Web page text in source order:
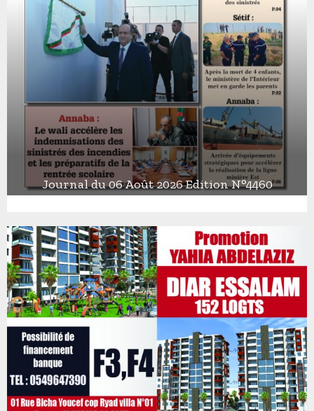
u
r
n
a
l
d
u
o
û
t
Journal du 06 Août 2026 Edition N°4460